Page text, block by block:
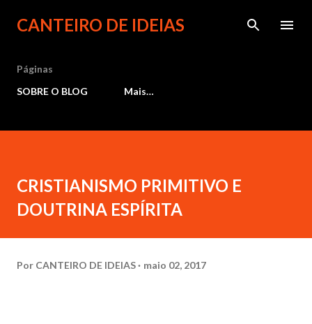
Pular para o conteúdo principal
CANTEIRO DE IDEIAS
Páginas
SOBRE O BLOG
Mais…
CRISTIANISMO PRIMITIVO E
DOUTRINA ESPÍRITA
Por CANTEIRO DE IDEIAS maio 02, 2017